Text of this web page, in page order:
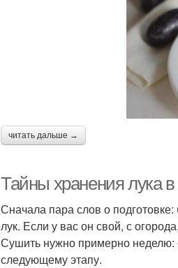
читать дальше →
Тайны хранения лука
Сначала пара слов о
лук. Если у вас он свой, с
Сушить нужно примерно неделю:
следующему этапу.